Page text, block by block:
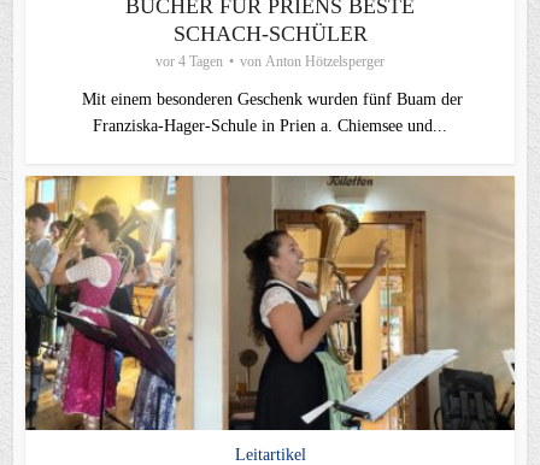
BÜCHER FÜR PRIENS BESTE
SCHACH-SCHÜLER
vor 4 Tagen von Anton Hötzelsperger
Mit einem besonderen Geschenk wurden fünf Buam der
Franziska-Hager-Schule in Prien a. Chiemsee und...
Leitartikel